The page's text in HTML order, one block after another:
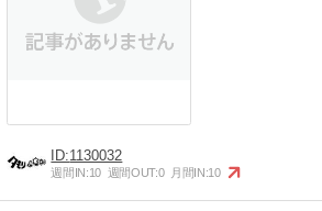
1130032
週間IN:10 週間OUT:0 月間IN:10